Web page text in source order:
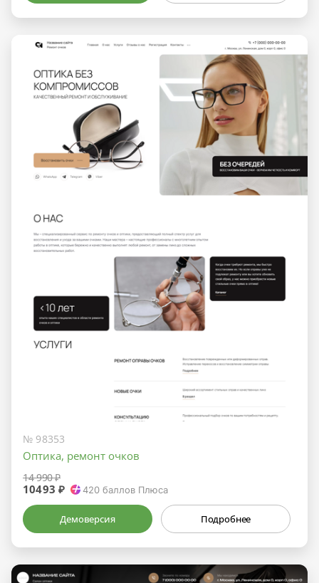
№ 98353
Оптика, ремонт очков
14 990 ₽
10493 ₽ 420 баллов Плюса
Демоверсия Подробнее